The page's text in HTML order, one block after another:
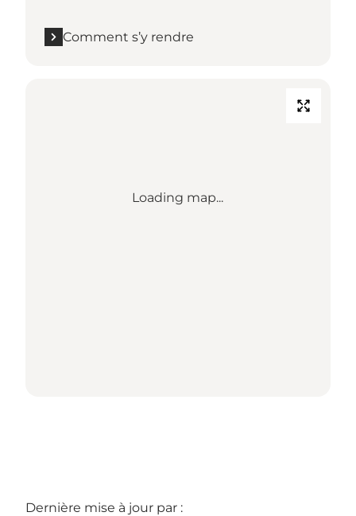
Comment s’y rendre
Loading map...
Dernière mise à jour par :